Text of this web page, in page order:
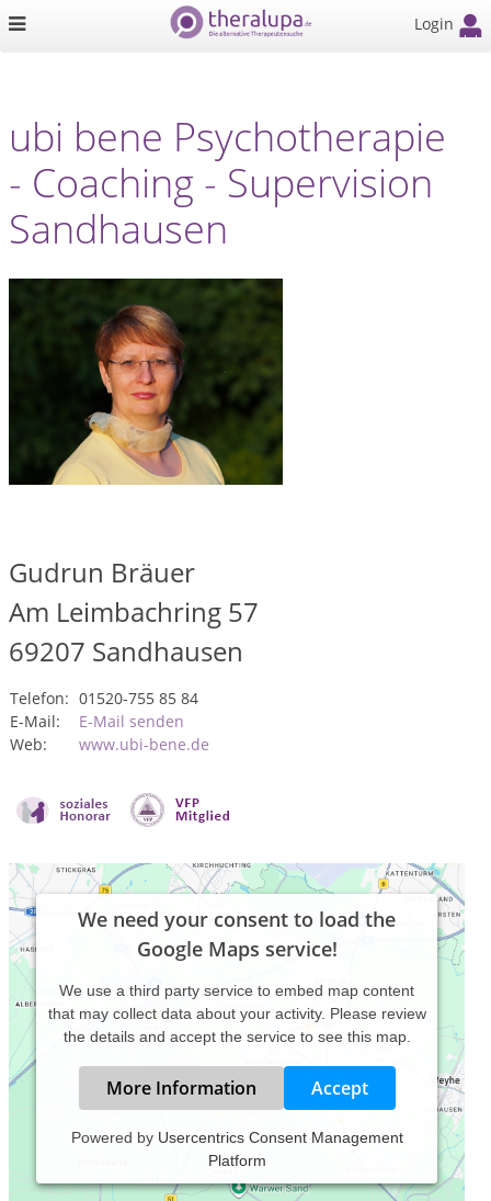
Login
ubi bene Psychotherapie
- Coaching - Supervision
Sandhausen
Gudrun Bräuer
Am Leimbachring 57
69207 Sandhausen
Telefon: 01520-755 85 84
E-Mail:
E-Mail senden
Web:
www.ubi-bene.de
We need your consent to load the
Google Maps service!
We use a third party service to embed map content
that may collect data about your activity. Please review
the details and accept the service to see this map.
More Information Accept
Powered by Usercentrics Consent Management
Platform
In meiner private Praxis biete ich Psychotherapie, Coaching
und Supervision an.